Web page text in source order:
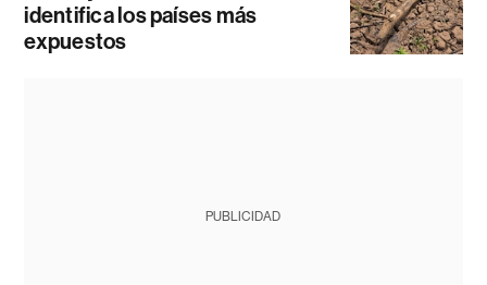
identifica los países más
expuestos
PUBLICIDAD